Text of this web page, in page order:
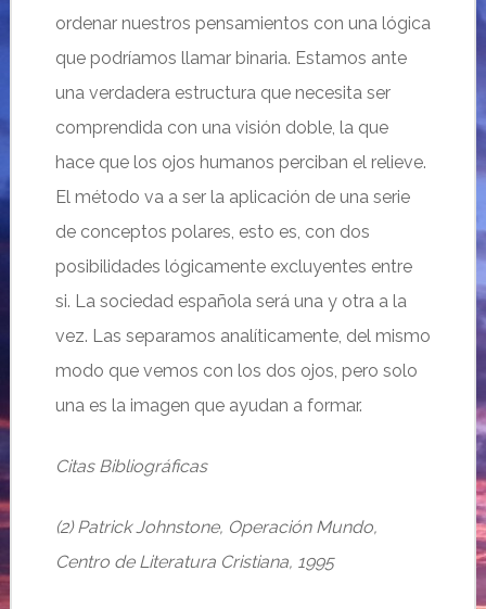
ordenar nuestros pensamientos con una lógica
que podríamos llamar binaria. Estamos ante
una verdadera estructura que necesita ser
comprendida con una visión doble, la que
hace que los ojos humanos perciban el relieve.
El método va a ser la aplicación de una serie
de conceptos polares, esto es, con dos
posibilidades lógicamente excluyentes entre
si. La sociedad española será una y otra a la
vez. Las separamos analíticamente, del mismo
modo que vemos con los dos ojos, pero solo
una es la imagen que ayudan a formar.
Citas Bibliográficas
(2) Patrick Johnstone, Operación Mundo,
Centro de Literatura Cristiana, 1995